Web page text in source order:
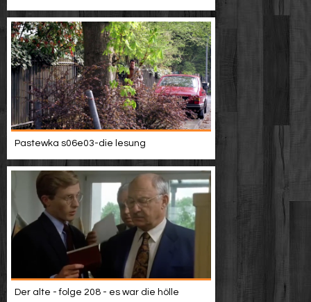
Pastewka s06e03-die lesung
Der alte - folge 208 - es war die hölle